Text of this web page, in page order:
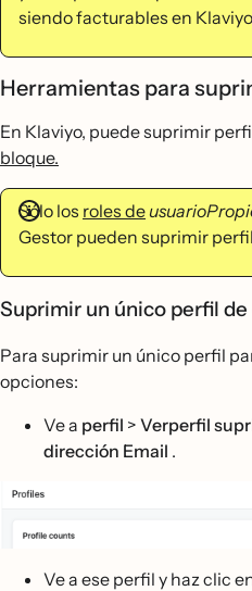
siendo facturables en
Herramientas para
En Klaviyo, puede suprimir
bloque.
Sólo los roles de
Gestor pueden suprimir
Suprimir un único perfil
Para suprimir un único perfil
opciones:
Ve a perfil > Verperfil
dirección Email .
Ve a ese perfil y haz clic